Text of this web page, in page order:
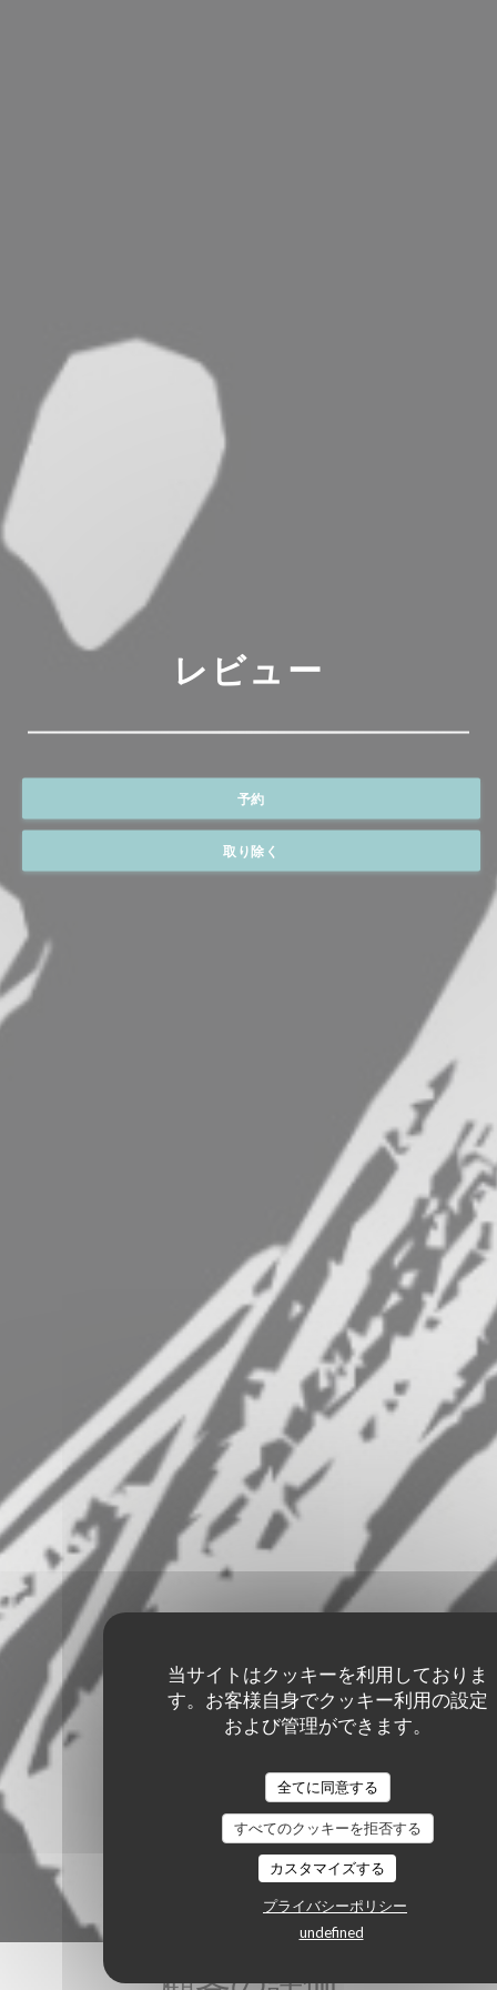
当サイトはクッキーを利用しておりま
す。お客様自身でクッキー利用の設定
および管理ができます。
全てに同意する
すべてのクッキーを拒否する
カスタマイズする
プライバシーポリシー
undefined
レビュー
予約
取り除く